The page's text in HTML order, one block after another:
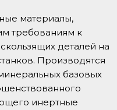
материалы,
требованиям к
деталей на
Производятся
базовых
инертные